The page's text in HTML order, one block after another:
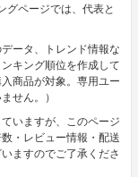
グページでは、代表と
ータ、トレンド情報な
キング順位を作成して
商品が対象。専用ユー
せん。）
いますが、このページ
・レビュー情報・配送
ますのでご了承くださ